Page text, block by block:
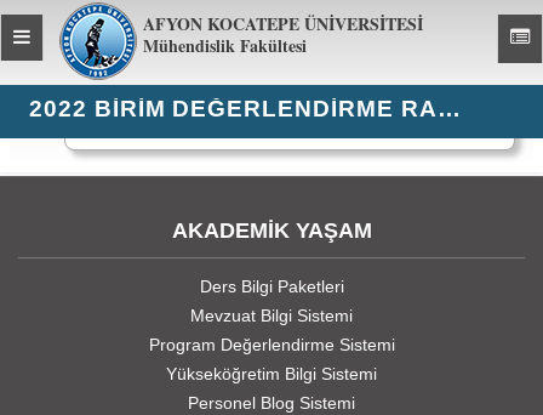
AFYON KOCATEPE ÜNİVERSİTESİ
Mühendislik Fakültesi
Toggle
global
navigation
2022 BIRIM DEĞERLENDIRME RAPORU
AKADEMİK YAŞAM
Ders Bilgi Paketleri
Mevzuat Bilgi Sistemi
Program Değerlendirme Sistemi
Yükseköğretim Bilgi Sistemi
Personel Blog Sistemi